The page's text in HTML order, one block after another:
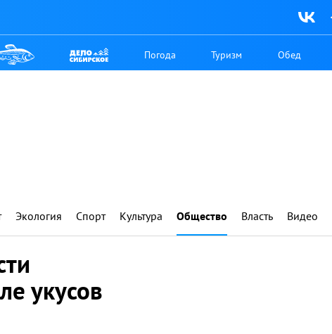
Погода Туризм Обед
Экология Спорт Культура Общество Власть Видео
укусов